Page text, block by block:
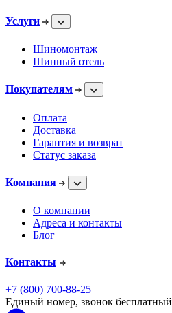
Услуги
Шиномонтаж
Шинный отель
Покупателям
Оплата
Доставка
Гарантия и возврат
Статус заказа
Компания
О компании
Адреса и контакты
Блог
Контакты
+7 (800) 700-88-25
Единый номер, звонок бесплатный